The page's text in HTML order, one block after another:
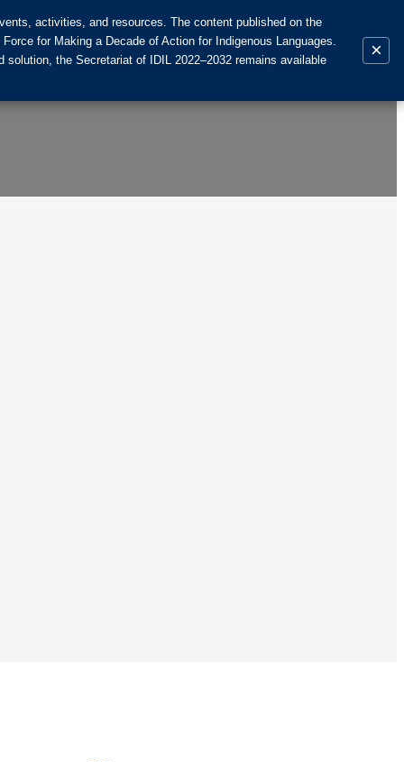
activities, and resources. The content published on the
for Making a Decade of Action for Indigenous Languages.
the Secretariat of IDIL 2022–2032 remains available
×